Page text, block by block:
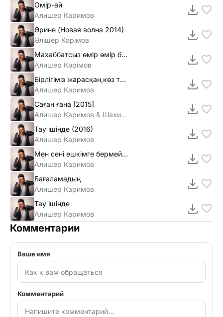
Омiр-ай
Алишер Каримов
Әрине (Новая волна 2014)
Әлiшер Кәрiмов
Махаббатсыз өмір өмір бола ма
Алишер Кәрімов
Бірлігіміз жарасқан,көз тимесін еліме
Алишер Каримов
Саған ғана [2015]
Алишер Каримов & Шахизада
Тау ішінде (2016)
Алишер Каримов
Мен сенi ешкiмге бермеймiн [2015]
Алишер Каримов
Бағаламадың
Алишер Каримов
Тау iшiнде
Алишер Каримов
Комментарии
Ваше имя
Комментарий